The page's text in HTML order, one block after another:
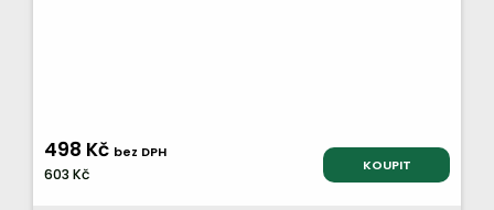
498 Kč bez DPH
603 Kč KOUPIT